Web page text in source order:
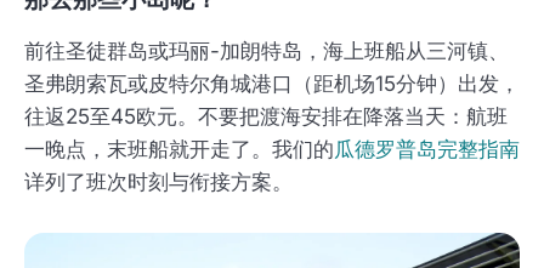
前往圣徒群岛或玛丽-加朗特岛，海上班船从三河镇、
圣弗朗索瓦或皮特尔角城港口（距机场15分钟）出发，
往返25至45欧元。不要把渡海安排在降落当天：航班
一晚点，末班船就开走了。我们的瓜德罗普岛完整指南
详列了班次时刻与衔接方案。